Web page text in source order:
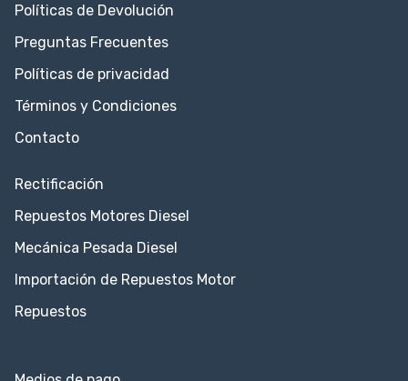
Políticas de Devolución
Preguntas Frecuentes
Políticas de privacidad
Términos y Condiciones
Contacto
Rectificación
Repuestos Motores Diesel
Mecánica Pesada Diesel
Importación de Repuestos Motor
Repuestos